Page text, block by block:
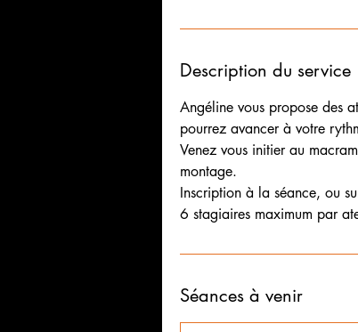
Description du service
Angéline vous propose des
pourrez avancer à votre
Venez vous initier au
montage.
​Inscription à la séance, ou
6 stagiaires maximum par
Séances à venir